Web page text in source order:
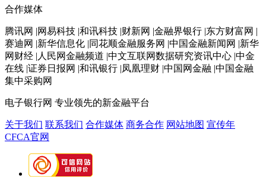
合作媒体
腾讯网 |网易科技 |和讯科技 |财新网 |金融界银行 |东方财富网 |
赛迪网 |新华信息化 |同花顺金融服务网 |中国金融新闻网 |新华
网财经 |人民网金融频道 |中文互联网数据研究资讯中心 |中金
在线 |证券日报网 |和讯银行 |凤凰理财 |中国网金融 |中国金融
集中采购网
电子银行网 专业领先的新金融平台
关于我们 联系我们 合作媒体 商务合作 网站地图 宣传年
CFCA官网